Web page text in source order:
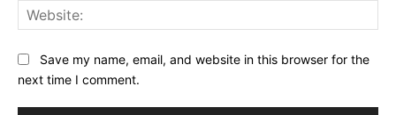
Save my name, email, and website in this browser for the
next time I comment.